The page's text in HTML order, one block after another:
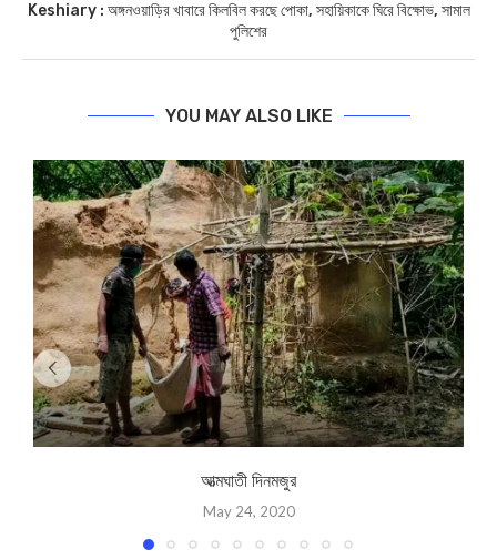
Keshiary : অঙ্গনওয়াড়ির খাবারে কিলবিল করছে পোকা, সহায়িকাকে ঘিরে বিক্ষোভ, সামাল
পুলিশের
YOU MAY ALSO LIKE
আত্মঘাতী দিনমজুর
May 24, 2020